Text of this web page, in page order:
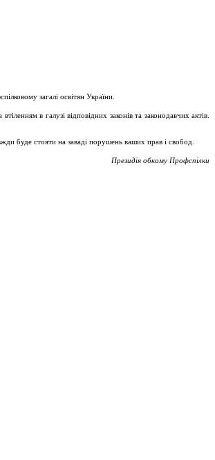
загалі освітян України.
в галузі відповідних законів та законодавчих актів.
буде стояти на заваді порушень ваших прав і свобод.
Президія обкому Профспілки